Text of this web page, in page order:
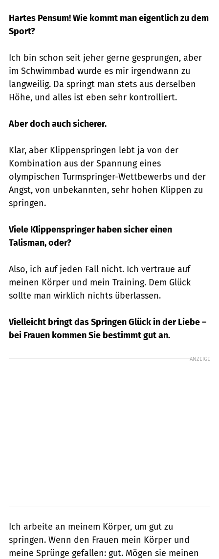
Hartes Pensum! Wie kommt man eigentlich zu dem
Sport?
Ich bin schon seit jeher gerne gesprungen, aber
im Schwimmbad wurde es mir irgendwann zu
langweilig. Da springt man stets aus derselben
Höhe, und alles ist eben sehr kontrolliert.
Aber doch auch sicherer.
Klar, aber Klippenspringen lebt ja von der
Kombination aus der Spannung eines
olympischen Turmspringer-Wettbewerbs und der
Angst, von unbekannten, sehr hohen Klippen zu
springen.
Viele Klippenspringer haben sicher einen
Talisman, oder?
Also, ich auf jeden Fall nicht. Ich vertraue auf
meinen Körper und mein Training. Dem Glück
sollte man wirklich nichts überlassen.
Vielleicht bringt das Springen Glück in der Liebe –
bei Frauen kommen Sie bestimmt gut an.
ANZEIGE
Ich arbeite an meinem Körper, um gut zu
springen. Wenn den Frauen mein Körper und
meine Sprünge gefallen: gut. Mögen sie meinen